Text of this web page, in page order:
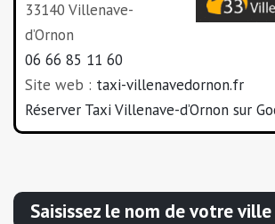
33140 Villenave-
d’Ornon
06 66 85 11 60
Site web : taxi-villenavedornon.fr
Réserver Taxi Villenave-d’Ornon sur
Saisissez le nom de votre